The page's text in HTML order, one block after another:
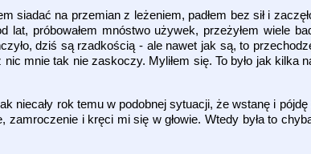
siadać na przemian z leżeniem, padłem bez sił i
próbowałem mnóstwo używek, przeżyłem wiele
dziś są rzadkością - ale nawet jak są, to
mnie tak nie zaskoczy. Myliłem się. To było jak kilka
niecały rok temu w podobnej sytuacji, że wstanę i
i kręci mi się w głowie. Wtedy była to